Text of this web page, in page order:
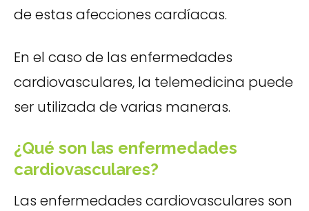
de estas afecciones cardíacas.
En el caso de las enfermedades
cardiovasculares, la telemedicina puede
ser utilizada de varias maneras.
¿Qué son las enfermedades
cardiovasculares?
Las enfermedades cardiovasculares son